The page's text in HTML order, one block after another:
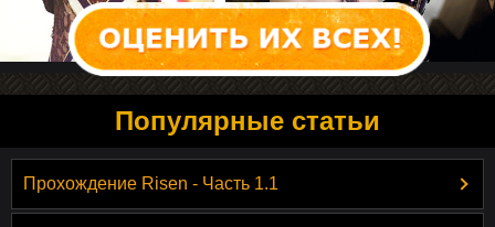
Популярные статьи
Прохождение Risen - Часть 1.1